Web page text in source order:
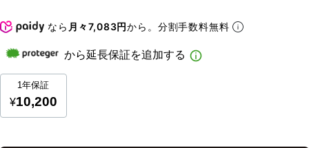
なら 月々7,083円から。分割手数料無料